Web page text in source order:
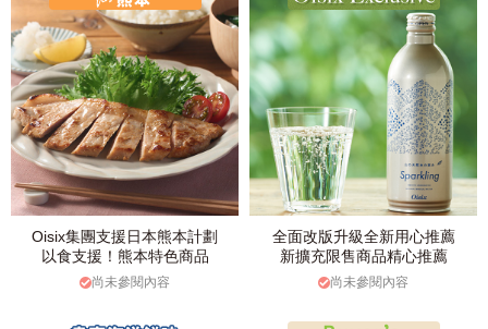
Oisix集團支援日本熊本計劃
以食支援！熊本特色商品
尚未參閱內容
全面改版升級全新用心推薦
新擴充限售商品精心推薦
尚未參閱內容